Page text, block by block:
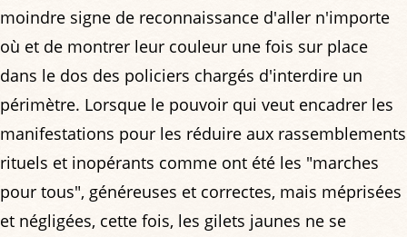
moindre signe de reconnaissance d'aller n'importe
où et de montrer leur couleur une fois sur place
dans le dos des policiers chargés d'interdire un
périmètre. Lorsque le pouvoir qui veut encadrer les
manifestations pour les réduire aux rassemblements
rituels et inopérants comme ont été les "marches
pour tous", généreuses et correctes, mais méprisées
et négligées, cette fois, les gilets jaunes ne se